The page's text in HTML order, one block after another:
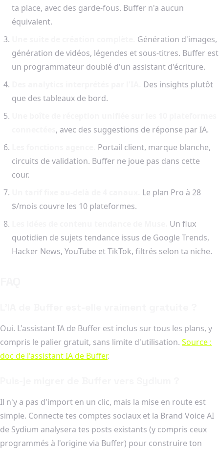
ta place, avec des garde-fous. Buffer n'a aucun
équivalent.
Génération d'images,
génération de vidéos, légendes et sous-titres. Buffer est
un programmateur doublé d'un assistant d'écriture.
Des insights plutôt
que des tableaux de bord.
, avec des suggestions de réponse par IA.
Portail client, marque blanche,
circuits de validation. Buffer ne joue pas dans cette
cour.
Le plan Pro à 28
$/mois couvre les 10 plateformes.
Un flux
quotidien de sujets tendance issus de Google Trends,
Hacker News, YouTube et TikTok, filtrés selon ta niche.
Oui. L'assistant IA de Buffer est inclus sur tous les plans, y
compris le palier gratuit, sans limite d'utilisation. Source :
doc de l'assistant IA de Buffer.
Il n'y a pas d'import en un clic, mais la mise en route est
simple. Connecte tes comptes sociaux et la Brand Voice AI
de Sydium analysera tes posts existants (y compris ceux
programmés à l'origine via Buffer) pour construire ton